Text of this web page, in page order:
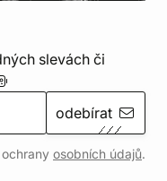
slevách či
odebírat
osobních údajů.